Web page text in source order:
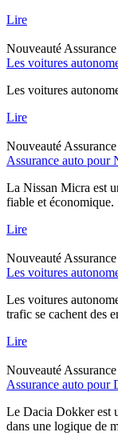
Lire
Nouveauté
Les voitures
Les voitures
Lire
Nouveauté
Assurance auto pour
La Nissan Micra est
fiable et économique.
Lire
Nouveauté
Les voitures
Les voitures
trafic se cachent des
Lire
Nouveauté
Assurance auto pour
Le Dacia Dokker est
dans une logique de